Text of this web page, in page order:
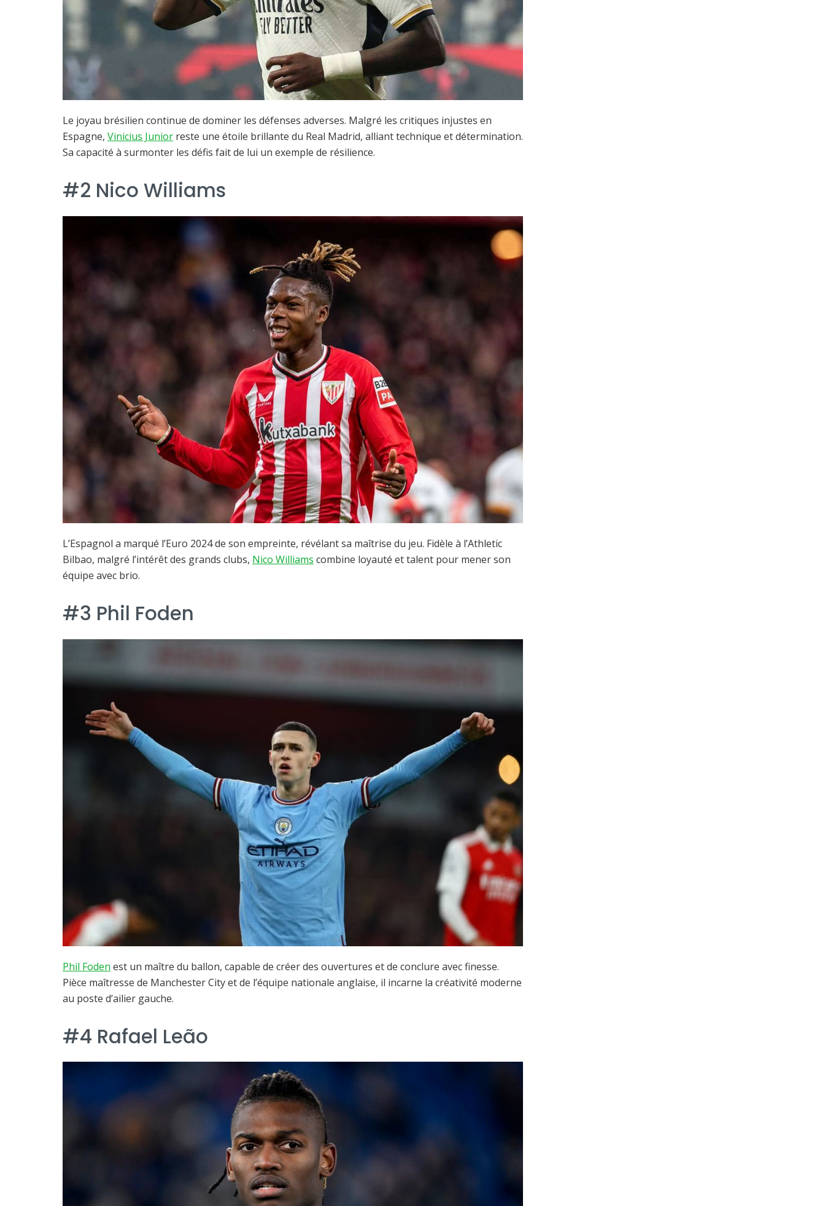
Le joyau brésilien continue de dominer les défenses adverses. Malgré les critiques injustes en
Espagne, Vinicius Junior reste une étoile brillante du Real Madrid, alliant technique et détermination.
Sa capacité à surmonter les défis fait de lui un exemple de résilience.
#2 Nico Williams
L’Espagnol a marqué l’Euro 2024 de son empreinte, révélant sa maîtrise du jeu. Fidèle à l’Athletic
Bilbao, malgré l’intérêt des grands clubs, Nico Williams combine loyauté et talent pour mener son
équipe avec brio.
#3 Phil Foden
Phil Foden est un maître du ballon, capable de créer des ouvertures et de conclure avec finesse.
Pièce maîtresse de Manchester City et de l’équipe nationale anglaise, il incarne la créativité moderne
au poste d’ailier gauche.
#4 Rafael Leão